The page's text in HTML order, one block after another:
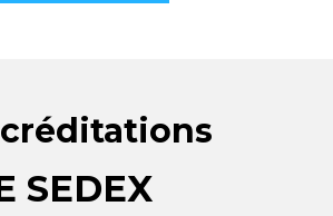
SEDEX